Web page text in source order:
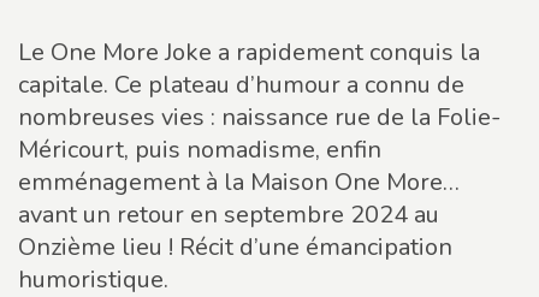
Le One More Joke a rapidement conquis la
capitale. Ce plateau d’humour a connu de
nombreuses vies : naissance rue de la Folie-
Méricourt, puis nomadisme, enfin
emménagement à la Maison One More…
avant un retour en septembre 2024 au
Onzième lieu ! Récit d’une émancipation
humoristique.